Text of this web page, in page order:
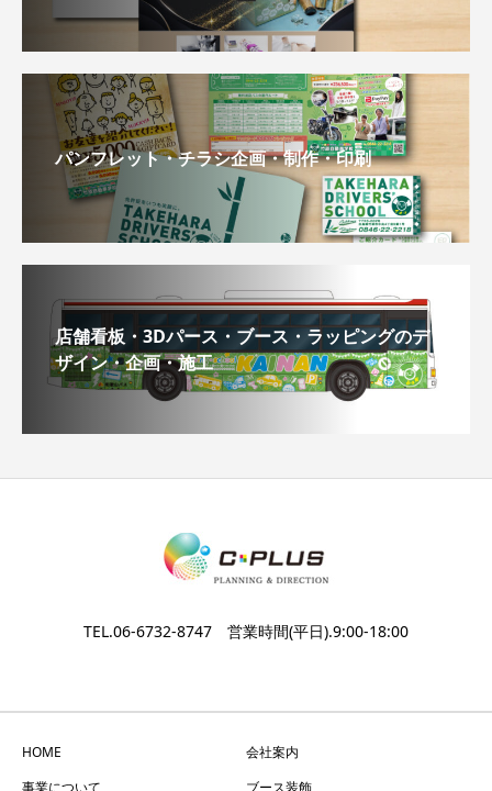
パンフレット・チラシ企画・制作・印刷
店舗看板・3Dパース・ブース・ラッピングのデ
ザイン・企画・施工
TEL.06-6732-8747 営業時間(平日).9:00-18:00
HOME
会社案内